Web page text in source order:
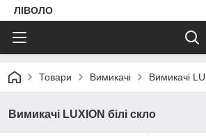
ЛІВОЛО
Товари Вимикачі Вимикачі
Вимикачі LUXION білі скло